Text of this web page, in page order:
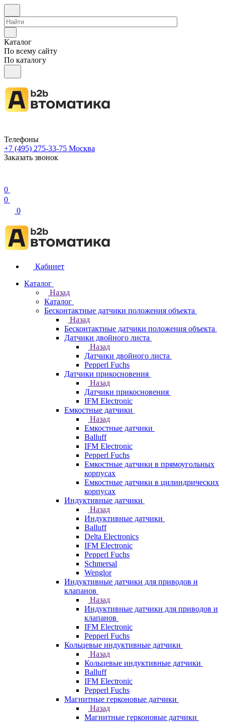
Каталог
По всему сайту
По каталогу
Телефоны
+7 (495) 275-33-75 Москва
Заказать звонок
0
0
0
Кабинет
Каталог
Назад
Каталог
Бесконтактные датчики положения объекта
Назад
Бесконтактные датчики положения объекта
Датчики двойного листа
Назад
Датчики двойного листа
Pepperl Fuchs
Датчики прикосновения
Назад
Датчики прикосновения
IFM Electronic
Емкостные датчики
Назад
Емкостные датчики
Balluff
IFM Electronic
Pepperl Fuchs
Емкостные датчики в прямоугольных
корпусах
Емкостные датчики в цилиндрических
корпусах
Индуктивные датчики
Назад
Индуктивные датчики
Balluff
Delta Electronics
IFM Electronic
Pepperl Fuchs
Schmersal
Wenglor
Индуктивные датчики для приводов и
клапанов
Назад
Индуктивные датчики для приводов и
клапанов
IFM Electronic
Pepperl Fuchs
Кольцевые индуктивные датчики
Назад
Кольцевые индуктивные датчики
Balluff
IFM Electronic
Pepperl Fuchs
Магнитные герконовые датчики
Назад
Магнитные герконовые датчики